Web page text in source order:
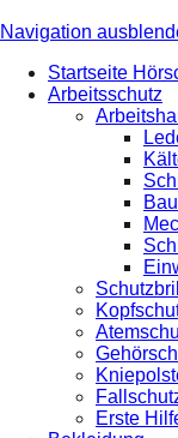
Navigation
Startseite
Arbeitsschutz
Erste